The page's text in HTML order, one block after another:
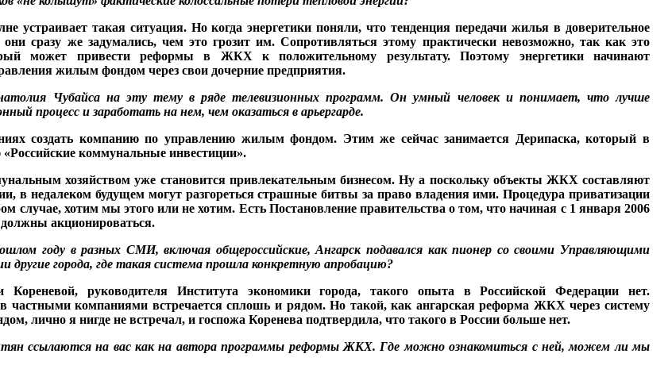
устраивает такая си­туация. Но когда энергетики поняли, что тенденция пе­редачи жилья в доверитель­ное
они сразу же задума­лись, чем это грозит им. Сопротивляться этому практически невозможно, так как это
может привести реформы в ЖКХ к положи­тельному результату. По­этому энергетики начинают
жилым фондом через свои дочерние пред­приятия.
Чубайса наэту тему в ряде телевизионных программ. Он ум­ный человек и понимает, что лучше
про­цесс и заработать на нем, чем оказаться в арьергар­де.
создать компанию по управлению жилым фондом. Этим же сейчас зани­мается Дерипаска, который в
комму­нальные инвестиции».
хозяйством уже становится привлека­тельным бизнесом. Ну а поскольку объекты ЖКХ со­ставляют
в недале­ком будущем могут разго­реться страшные битвы за право владения ими. Про­цедура приватизации
случае, хотим мы этого или не хотим. Есть Постановле­ние правительства о том, что начиная с 1 января 2006
акционироваться.
году в разных СМИ, включая общероссийские, Ангарск подавался как пионер со своими Управляющими
другие города, где такая система прошла конкретную апробацию?
руководите­ля Института экономики города, такого опыта в Рос­сийской Федерации нет.
частными компаниями встречается сплошь и ря­дом. Но такой, как ангар­ская реформа ЖКХ через систему
лично я нигде не встречал, и госпожа Ко­ренева подтвердила, что такого в России больше нет.
ссылаются на вас как на автора программы реформы ЖКХ. Где можноознакомиться с ней, можем ли мы